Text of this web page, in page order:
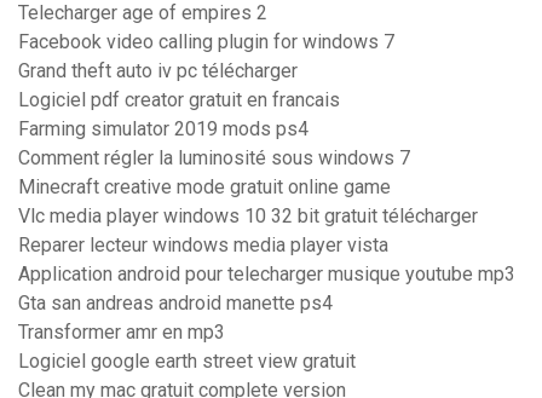
Telecharger age of empires 2
Facebook video calling plugin for windows 7
Grand theft auto iv pc télécharger
Logiciel pdf creator gratuit en francais
Farming simulator 2019 mods ps4
Comment régler la luminosité sous windows 7
Minecraft creative mode gratuit online game
Vlc media player windows 10 32 bit gratuit télécharger
Reparer lecteur windows media player vista
Application android pour telecharger musique youtube mp3
Gta san andreas android manette ps4
Transformer amr en mp3
Logiciel google earth street view gratuit
Clean my mac gratuit complete version